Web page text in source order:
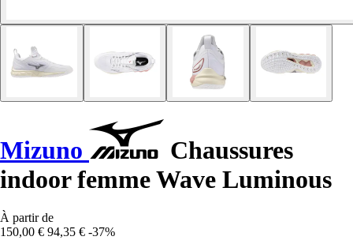
Mizuno
Chaussures
indoor femme Wave Luminous
À partir de
150,00 € 94,35 € -37%